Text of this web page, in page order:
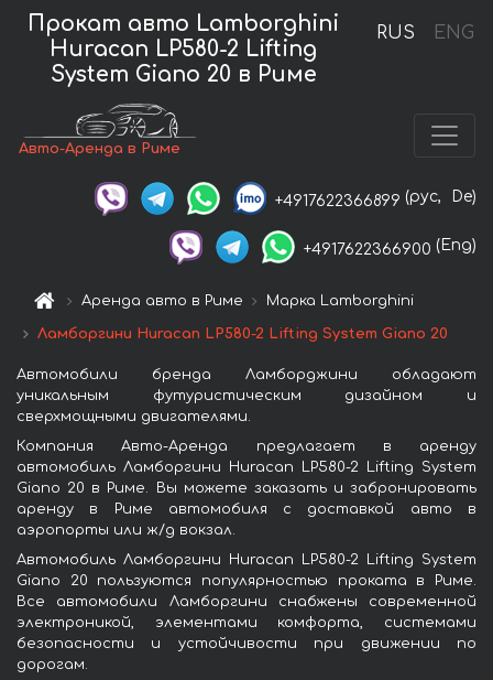
RUS ENG
Прокат авто Lamborghini
Huracan LP580-2 Lifting
System Giano 20 в Риме
Авто-Аренда в Риме
+4917622366899 (рус, De)
+4917622366900 (Eng)
Аренда авто в Риме Марка Lamborghini
Ламборгини Huracan LP580-2 Lifting System Giano 20
Автомобили бренда Ламборджини обладают
уникальным футуристическим дизайном и
сверхмощными двигателями.
Компания Авто-Аренда предлагает в аренду
автомобиль Ламборгини Huracan LP580-2 Lifting System
Giano 20 в Риме. Вы можете заказать и забронировать
аренду в Риме автомобиля с доставкой авто в
аэропорты или ж/д вокзал.
Автомобиль Ламборгини Huracan LP580-2 Lifting System
Giano 20 пользуются популярностью проката в Риме.
Все автомобили Ламборгини снабжены современной
электроникой, элементами комфорта, системами
безопасности и устойчивости при движении по
дорогам.